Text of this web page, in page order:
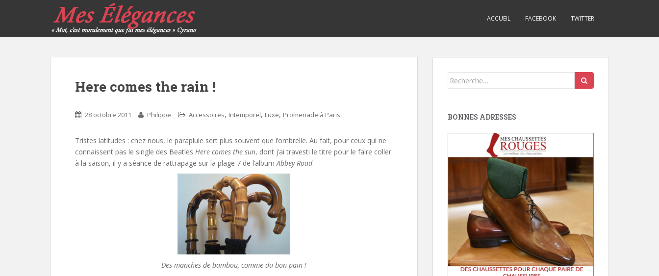
ACCUEIL FACEBOOK TWITTER
Here comes the rain !
28 octobre 2011 Philippe Accessoires, Intemporel, Luxe, Promenade à Paris
Tristes latitudes : chez nous, le parapluie sert plus souvent que l’ombrelle. Au fait, pour ceux qui ne
connaissent pas le single des Beatles Here comes the sun, dont j’ai travesti le titre pour le faire coller
à la saison, il y a séance de rattrapage sur la plage 7 de l’albumAbbey Road.
Des manches de bambou, comme du bon pain !
Search
BONNES ADRESSES